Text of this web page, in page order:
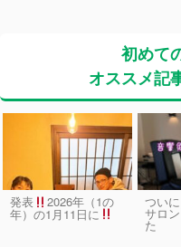
初めて
オススメ記
発表 2026年（1の
年）の1月11日に
つい
サロ
た